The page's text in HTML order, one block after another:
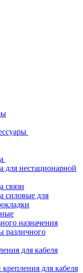
для нестационарной
связи
силовые для
назначения
различного
для кабеля
для кабеля